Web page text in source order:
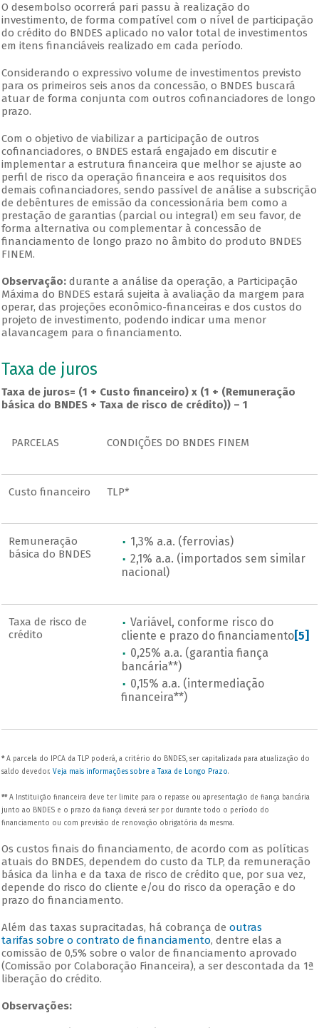
O desembolso ocorrerá pari passu à realização do
investimento, de forma compatível com o nível de participação
do crédito do BNDES aplicado no valor total de investimentos
em itens financiáveis realizado em cada período.
Considerando o expressivo volume de investimentos previsto
para os primeiros seis anos da concessão, o BNDES buscará
atuar de forma conjunta com outros cofinanciadores de longo
prazo.
Com o objetivo de viabilizar a participação de outros
cofinanciadores, o BNDES estará engajado em discutir e
implementar a estrutura financeira que melhor se ajuste ao
perfil de risco da operação financeira e aos requisitos dos
demais cofinanciadores, sendo passível de análise a subscrição
de debêntures de emissão da concessionária bem como a
prestação de garantias (parcial ou integral) em seu favor, de
forma alternativa ou complementar à concessão de
financiamento de longo prazo no âmbito do produto BNDES
FINEM.
Observação: durante a análise da operação, a Participação
Máxima do BNDES estará sujeita à avaliação da margem para
operar, das projeções econômico-financeiras e dos custos do
projeto de investimento, podendo indicar uma menor
alavancagem para o financiamento.
Taxa de juros
Taxa de juros= (1 + Custo financeiro) x (1 + (Remuneração
básica do BNDES + Taxa de risco de crédito)) – 1
PARCELAS CONDIÇÕES DO BNDES FINEM
Custo financeiro TLP*
Remuneração
básica do BNDES
1,3% a.a. (ferrovias)
2,1% a.a. (importados sem similar
nacional)
Taxa de risco de
crédito
Variável, conforme risco do
cliente e prazo do financiamento [5]
0,25% a.a. (garantia fiança
bancária**)
0,15% a.a. (intermediação
financeira**)
*A parcela do IPCA da TLP poderá, a critério do BNDES, ser capitalizada para atualização do
saldo devedor. Veja mais informações sobre a Taxa de Longo Prazo.
**A Instituição financeira deve ter limite para o repasse ou apresentação de fiança bancária
junto ao BNDES e o prazo da fiança deverá ser por durante todo o período do
financiamento ou com previsão de renovação obrigatória da mesma.
Os custos finais do financiamento, de acordo com as políticas
atuais do BNDES, dependem do custo da TLP, da remuneração
básica da linha e da taxa de risco de crédito que, por sua vez,
depende do risco do cliente e/ou do risco da operação e do
prazo do financiamento.
Além das taxas supracitadas, há cobrança de outras
tarifas sobre o contrato de financiamento, dentre elas a
comissão de 0,5% sobre o valor de financiamento aprovado
(Comissão por Colaboração Financeira), a ser descontada da 1ª
liberação do crédito.
Observações: